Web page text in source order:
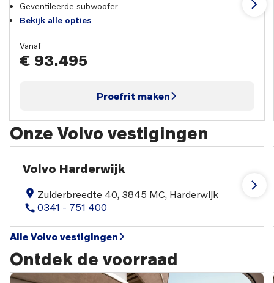
Geventileerde subwoofer
Bekijk alle opties
Vanaf
€ 93.495
Proefrit maken
Onze Volvo vestigingen
Volvo Harderwijk
Zuiderbreedte 40, 3845 MC, Harderwijk
0341 - 751 400
Alle Volvo vestigingen
Ontdek de voorraad